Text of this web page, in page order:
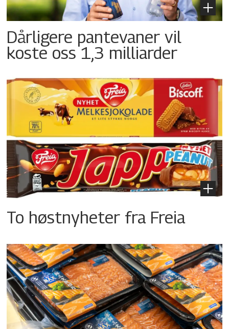
Dårligere pantevaner vil
koste oss 1,3 milliarder
To høstnyheter fra Freia